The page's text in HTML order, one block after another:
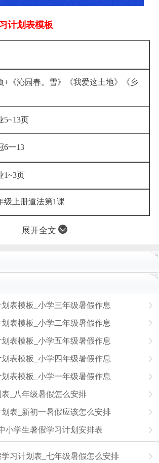
计划表模板
+《沁园春。雪》《我爱这土地》《乡
5~13页
6一13
1~3页
级上册道法第1课
展开全文
表模板_小学三年级暑假作息
表模板_小学二年级暑假作息
表模板_小学五年级暑假作息
表模板_小学四年级暑假作息
表模板_小学一年级暑假作息
_八年级暑假怎么安排
表_新初一暑假应该怎么安排
小学生暑假学习计划安排表
习计划表_七年级暑假怎么安排